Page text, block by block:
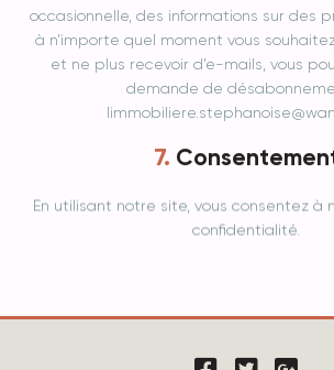
occasionnelle, des informations sur des
à n’importe quel moment vous
et ne plus recevoir d’e-mails, vous
demande de
En utilisant notre site, vous consentez à
confidentialité.